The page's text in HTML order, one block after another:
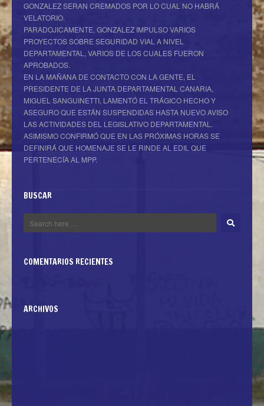
GONZALEZ SERAN CREMADOS POR LO CUAL NO HABRÁ
VELATORIO.
PARADOJICAMENTE, GONZALEZ IMPULSO VARIOS
PROYECTOS SOBRE SEGURIDAD VIAL A NIVEL
DEPARTAMENTAL, VARIOS DE LOS CUALES FUERON
APROBADOS.
EN LA MAÑANA DE CONTACTO CON LA GENTE, EL
PRESIDENTE DE LA JUNTA DEPARTAMENTAL CANARIA,
MIGUEL SANGUINETTI, LAMENTÓ EL TRÁGICO HECHO Y
ASEGURO QUE ESTÁN SUSPENDIDAS HASTA NUEVO AVISO
LAS ACTIVIDADES DEL LEGISLATIVO DEPARTAMENTAL.
ASIMISMO CONFIRMÓ QUE EN LAS PRÓXIMAS HORAS SE
DEFINIRÁ QUE HOMENAJE SE LE RINDE AL EDIL QUE
PERTENECÍA AL MPP.
BUSCAR
COMENTARIOS RECIENTES
ARCHIVOS